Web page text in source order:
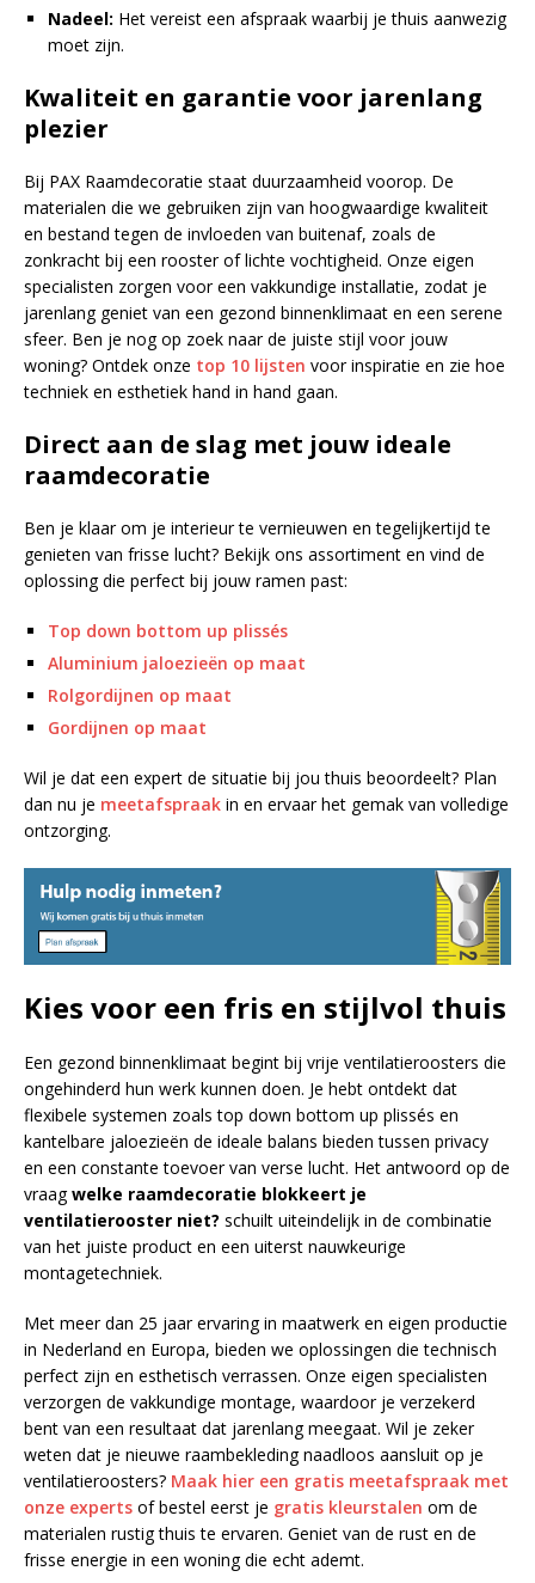
Nadeel: Het vereist een afspraak waarbij je thuis aanwezig
moet zijn.
Kwaliteit en garantie voor jarenlang
plezier
Bij PAX Raamdecoratie staat duurzaamheid voorop. De
materialen die we gebruiken zijn van hoogwaardige kwaliteit
en bestand tegen de invloeden van buitenaf, zoals de
zonkracht bij een rooster of lichte vochtigheid. Onze eigen
specialisten zorgen voor een vakkundige installatie, zodat je
jarenlang geniet van een gezond binnenklimaat en een serene
sfeer. Ben je nog op zoek naar de juiste stijl voor jouw
woning? Ontdek onze top 10 lijsten voor inspiratie en zie hoe
techniek en esthetiek hand in hand gaan.
Direct aan de slag met jouw ideale
raamdecoratie
Ben je klaar om je interieur te vernieuwen en tegelijkertijd te
genieten van frisse lucht? Bekijk ons assortiment en vind de
oplossing die perfect bij jouw ramen past:
Top down bottom up plissés
Aluminium jaloezieën op maat
Rolgordijnen op maat
Gordijnen op maat
Wil je dat een expert de situatie bij jou thuis beoordeelt? Plan
dan nu je meetafspraak in en ervaar het gemak van volledige
ontzorging.
Kies voor een fris en stijlvol thuis
Een gezond binnenklimaat begint bij vrije ventilatieroosters die
ongehinderd hun werk kunnen doen. Je hebt ontdekt dat
flexibele systemen zoals top down bottom up plissés en
kantelbare jaloezieën de ideale balans bieden tussen privacy
en een constante toevoer van verse lucht. Het antwoord op de
vraagwelke raamdecoratie blokkeert je
ventilatierooster niet? schuilt uiteindelijk in de combinatie
van het juiste product en een uiterst nauwkeurige
montagetechniek.
Met meer dan 25 jaar ervaring in maatwerk en eigen productie
in Nederland en Europa, bieden we oplossingen die technisch
perfect zijn en esthetisch verrassen. Onze eigen specialisten
verzorgen de vakkundige montage, waardoor je verzekerd
bent van een resultaat dat jarenlang meegaat. Wil je zeker
weten dat je nieuwe raambekleding naadloos aansluit op je
ventilatieroosters? Maak hier een gratis meetafspraak met
onze experts of bestel eerst je gratis kleurstalen om de
materialen rustig thuis te ervaren. Geniet van de rust en de
frisse energie in een woning die echt ademt.